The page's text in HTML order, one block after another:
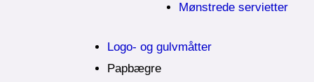
Mønstrede servietter
Logo- og gulvmåtter
Papbægre